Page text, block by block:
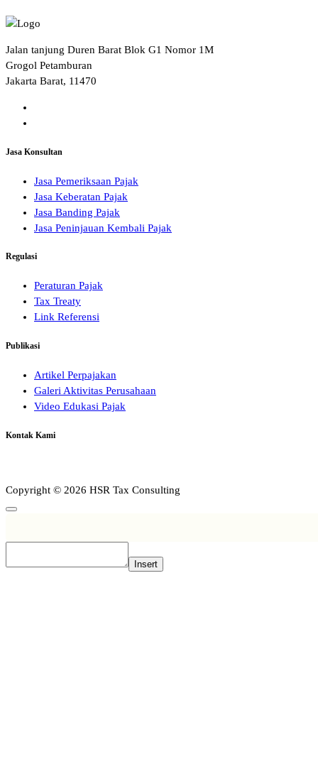
Jalan tanjung Duren Barat Blok G1 Nomor 1M
Grogol Petamburan
Jakarta Barat, 11470
Jasa Konsultan
Jasa Pemeriksaan Pajak
Jasa Keberatan Pajak
Jasa Banding Pajak
Jasa Peninjauan Kembali Pajak
Regulasi
Peraturan Pajak
Tax Treaty
Link Referensi
Publikasi
Artikel Perpajakan
Galeri Aktivitas Perusahaan
Video Edukasi Pajak
Kontak Kami
Copyright © 2026 HSR Tax Consulting
Insert